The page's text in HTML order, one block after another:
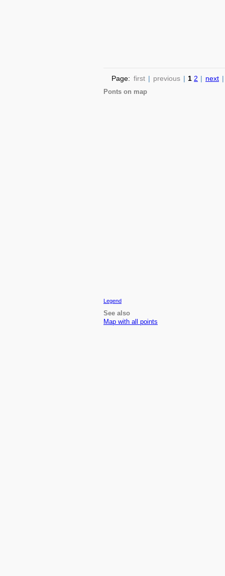
Page: first | previous | 1 2 | next |
Ponts on map
Legend
See also
Map with all points